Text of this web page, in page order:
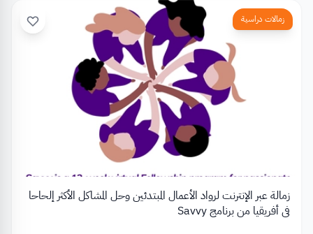
زمالات دراسية
زمالة عبر الإنترنت لرواد الأعمال المبتدئين وحل المشاكل الأكثر إلحاحا
في أفريقيا من برنامج Savvy